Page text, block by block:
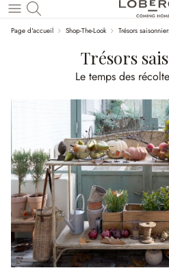
Revenir au contenu principal
Page d'accueil Shop-The-Look Trésors
Trésors
Le temps des